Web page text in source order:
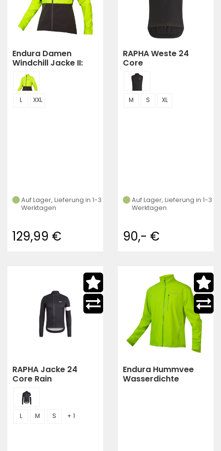
Endura Damen
Windchill Jacke II:
Neon-Gelb - L
L XXL
Auf Lager, Lieferung in 1-3
Werktagen
129,99 €
RAPHA Weste 24
Core
M S XL
Auf Lager, Lieferung in 1-3
Werktagen
90,- €
RAPHA Jacke 24
Core Rain
L M S + 1
Endura Hummvee
Wasserdichte